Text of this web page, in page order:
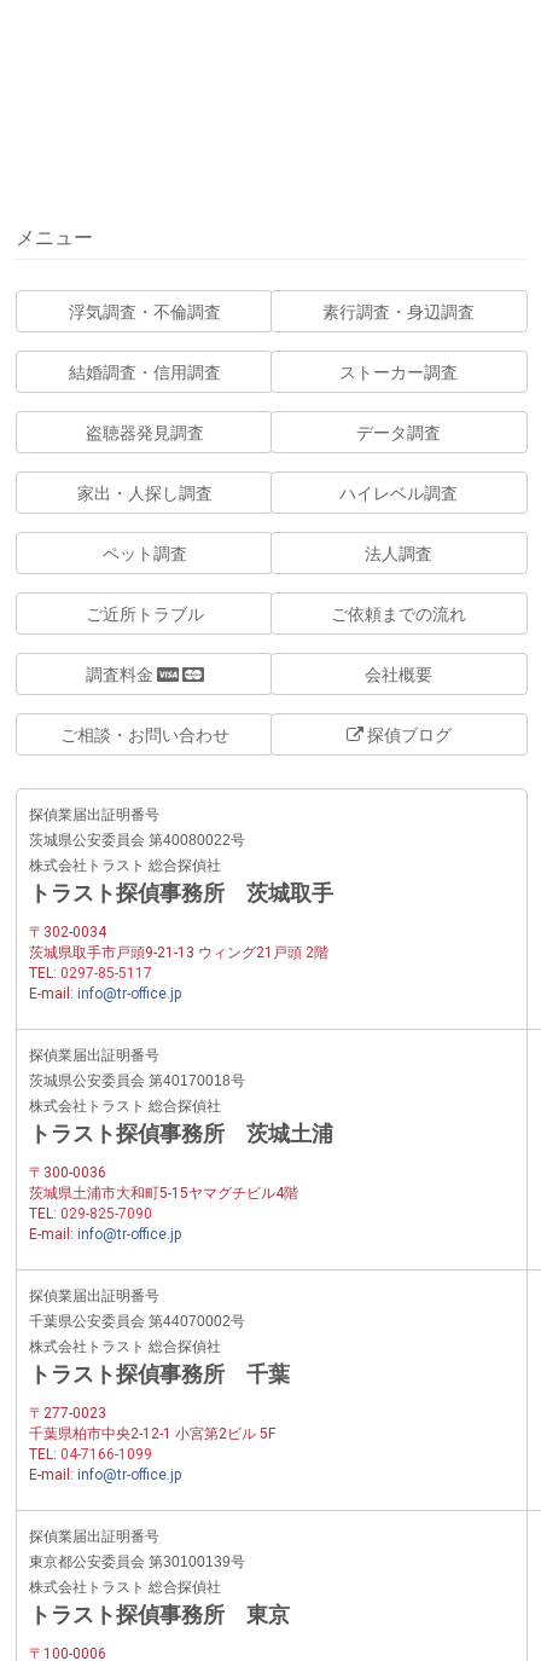
メニュー
浮気調査・不倫調査 素行調査・身辺調査
結婚調査・信用調査 ストーカー調査
盗聴器発見調査 データ調査
家出・人探し調査 ハイレベル調査
ペット調査 法人調査
ご近所トラブル ご依頼までの流れ
調査料金 会社概要
ご相談・お問い合わせ 探偵ブログ
探偵業届出証明番号
茨城県公安委員会 第40080022号
株式会社トラスト 総合探偵社
トラスト探偵事務所 茨城取手
〒302-0034
茨城県取手市戸頭9-21-13 ウィング21戸頭 2階
TEL:0297-85-5117
E-mail:info@tr-office.jp
探偵業届出証明番号
茨城県公安委員会 第40170018号
株式会社トラスト 総合探偵社
トラスト探偵事務所 茨城土浦
〒300-0036
茨城県土浦市大和町5-15ヤマグチビル4階
TEL:029-825-7090
E-mail:info@tr-office.jp
探偵業届出証明番号
千葉県公安委員会 第44070002号
株式会社トラスト 総合探偵社
トラスト探偵事務所 千葉
〒277-0023
千葉県柏市中央2-12-1 小宮第2ビル 5F
TEL:04-7166-1099
E-mail:info@tr-office.jp
探偵業届出証明番号
東京都公安委員会 第30100139号
株式会社トラスト 総合探偵社
トラスト探偵事務所 東京
〒100-0006